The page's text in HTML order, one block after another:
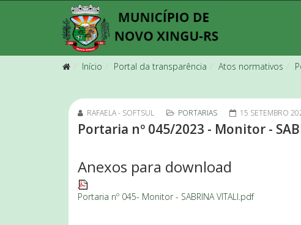
Início Portal da transparência Atos normativos
RAFAELA - SOFTSUL PORTARIAS 15 SETEMBRO
Portaria nº 045/2023 - Monitor -
Anexos para download
Portaria nº 045- Monitor - SABRINA VITALI.pdf